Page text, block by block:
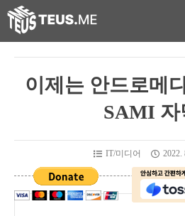
이제는 안드로메
SAMI 자
IT/미디어 2022.